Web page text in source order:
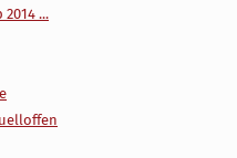
...